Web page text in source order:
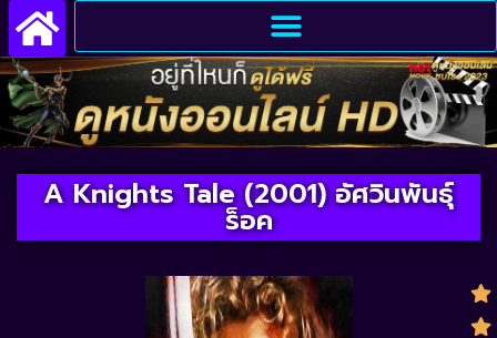
A Knights Tale (2001) อัศวินพันธุ์
ร็อค